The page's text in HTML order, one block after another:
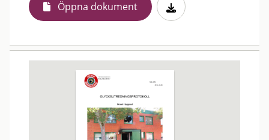
Öppna dokument